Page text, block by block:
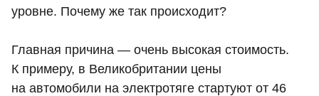
уровне. Почему же так происходит?
Главная причина — очень высокая стоимость.
К примеру, в Великобритании цены
на автомобили на электротяге стартуют от 46